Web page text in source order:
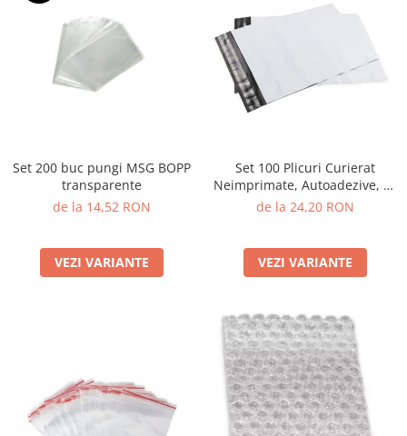
Set 200 buc pungi MSG BOPP
transparente
de la 14,52 RON
VEZI VARIANTE
Set 100 Plicuri Curierat
Neimprimate, Autoadezive, PE
Opac
de la 24,20 RON
VEZI VARIANTE